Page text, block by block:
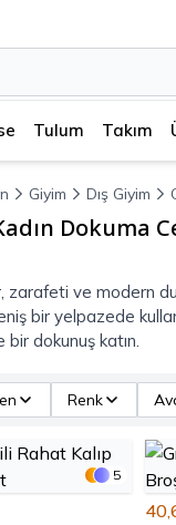
Tulum Takım
Giyim Dış Giyim
Dokuma
zarafeti ve modern
bir yelpazede
bir dokunuş katın.
Renk
5